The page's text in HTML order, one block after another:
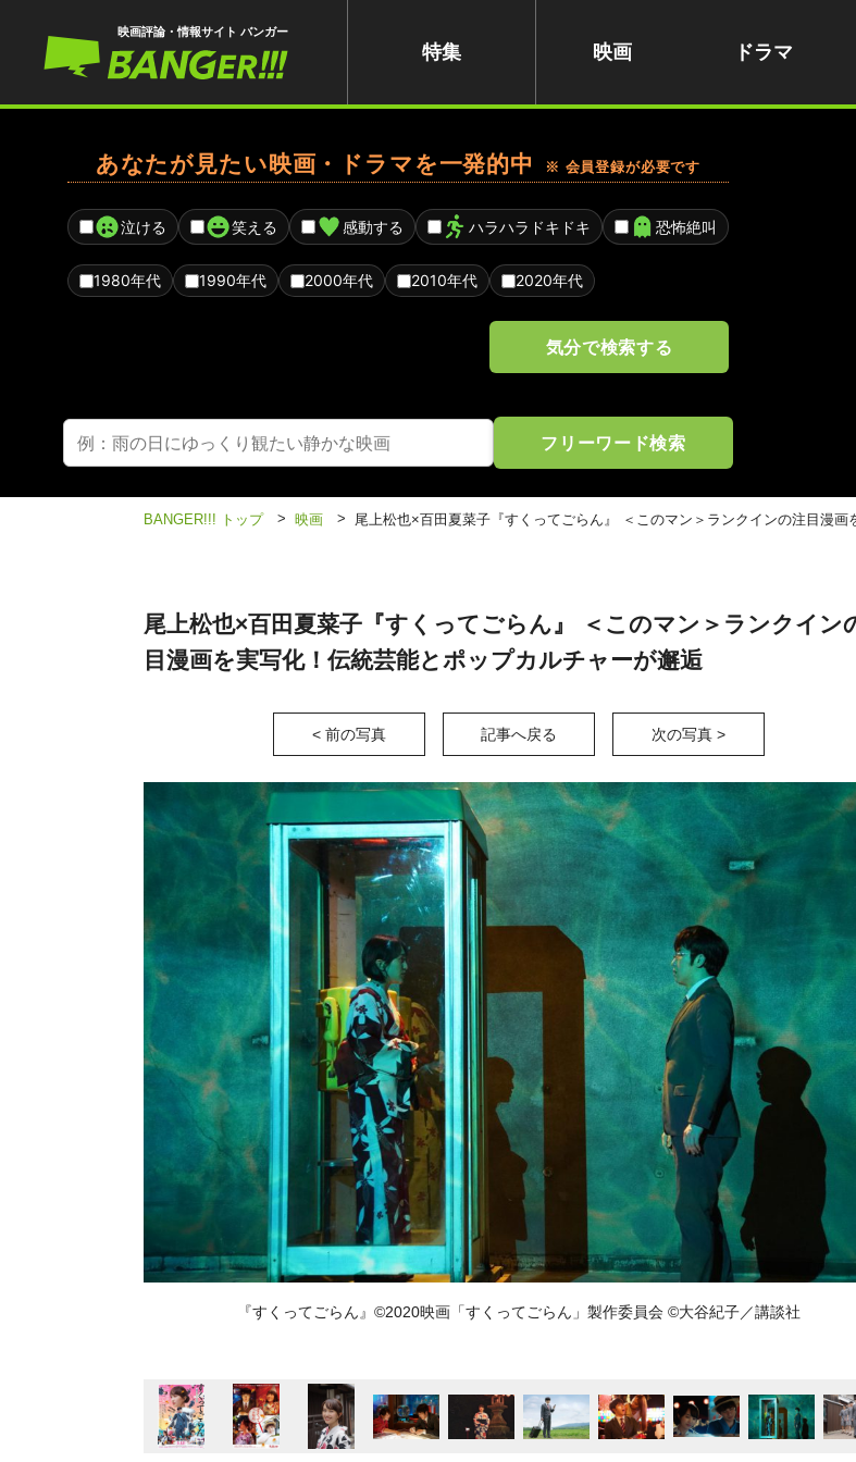
映画評論・情報サイト バンガー
特集 映画 ドラマ
あなたが見たい映画・ドラマを一発的中 ※ 会員登録が必要です
泣ける 笑える 感動する ハラハラドキドキ 恐怖絶叫
1980年代 1990年代 2000年代 2010年代 2020年代
気分で検索する
フリーワード検索
BANGER!!! トップ > 映画 > 尾上松也×百田夏菜子『すくってごらん』 ＜このマン＞ランクインの注目漫
尾上松也×百田夏菜子『すくってごらん』 ＜このマン＞ランクイン
目漫画を実写化！伝統芸能とポップカルチャーが邂逅
< 前の写真 記事へ戻る 次の写真 >
『すくってごらん』©️2020映画「すくってごらん」製作委員会 ©️大谷紀子／講談社